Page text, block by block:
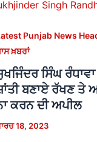
Punjab News
ਖ਼ਬਰਾਂ
ਸਿੰਘ
ਬਣਾਏ ਰੱਖਣ ਤੇ
ਕਰਨ ਦੀ ਅਪੀਲ
18, 2023